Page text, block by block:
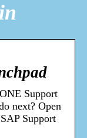
Support
next? Open
Support